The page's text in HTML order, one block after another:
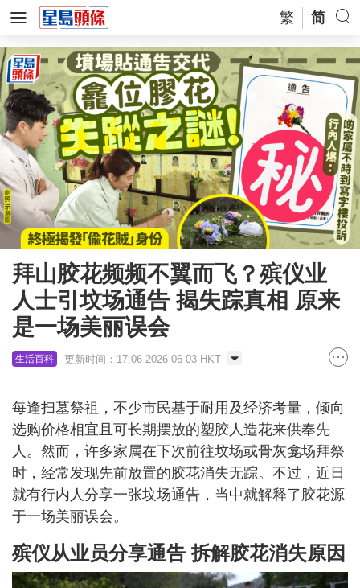
繁 简
拜山胶花频频不翼而飞？殡仪业
人士引坟场通告 揭失踪真相 原来
是一场美丽误会
生活百科 更新时间：17:06 2026-06-03 HKT
每逢扫墓祭祖，不少市民基于耐用及经济考量，倾向
选购价格相宜且可长期摆放的塑胶人造花来供奉先
人。然而，许多家属在下次前往坟场或骨灰龛场拜祭
时，经常发现先前放置的胶花消失无踪。不过，近日
就有行内人分享一张坟场通告，当中就解释了胶花源
于一场美丽误会。
殡仪从业员分享通告 拆解胶花消失原因